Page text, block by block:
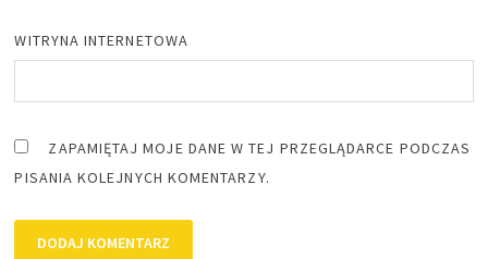
WITRYNA INTERNETOWA
ZAPAMIĘTAJ MOJE DANE W TEJ PRZEGLĄDARCE PODCZAS
PISANIA KOLEJNYCH KOMENTARZY.